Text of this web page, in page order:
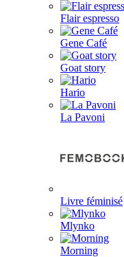
Flair espresso
Gene Café
Goat story
Hario
La Pavoni
Livre féminisé
Mlynko
Morning